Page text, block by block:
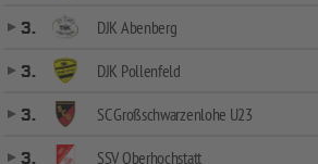
3.
DJK Abenberg
3.
DJK Pollenfeld
3.
SC Großschwarzenlohe U23
3.
SSV Oberhochstatt